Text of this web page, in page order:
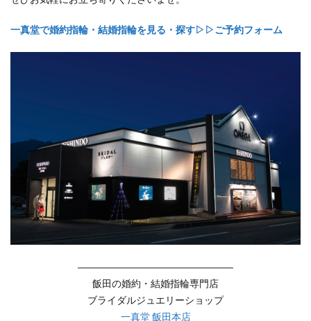
一真堂で婚約指輪・結婚指輪を見る・探す▷▷ご予約フォーム
――――――――――――――――
飯田の婚約・結婚指輪専門店
ブライダルジュエリーショップ
一真堂 飯田本店